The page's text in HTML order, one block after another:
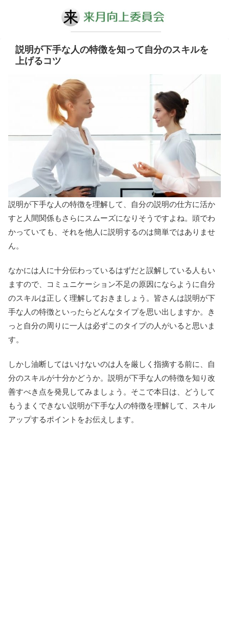
説明が下手な人の特徴を知って自分のスキルを
上げるコツ
説明が下手な人の特徴を理解して、自分の説明の仕方に活か
すと人間関係もさらにスムーズになりそうですよね。頭でわ
かっていても、それを他人に説明するのは簡単ではありませ
ん。
なかには人に十分伝わっているはずだと誤解している人もい
ますので、コミュニケーション不足の原因にならように自分
のスキルは正しく理解しておきましょう。皆さんは説明が下
手な人の特徴といったらどんなタイプを思い出しますか。き
っと自分の周りに一人は必ずこのタイプの人がいると思いま
す。
しかし油断してはいけないのは人を厳しく指摘する前に、自
分のスキルが十分かどうか。説明が下手な人の特徴を知り改
善すべき点を発見してみましょう。そこで本日は、どうして
もうまくできない説明が下手な人の特徴を理解して、スキル
アップするポイントをお伝えします。